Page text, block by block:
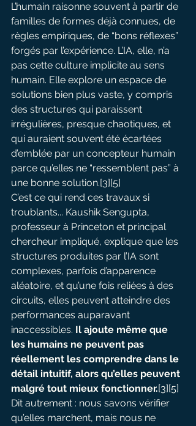
L’humain raisonne souvent à partir de
familles de formes déjà connues, de
règles empiriques, de “bons réflexes”
forgés par l’expérience. L’IA, elle, n’a
pas cette culture implicite au sens
humain. Elle explore un espace de
solutions bien plus vaste, y compris
des structures qui paraissent
irrégulières, presque chaotiques, et
qui auraient souvent été écartées
d’emblée par un concepteur humain
parce qu’elles ne “ressemblent pas” à
une bonne solution.[3][5]
C’est ce qui rend ces travaux si
troublants... Kaushik Sengupta,
professeur à Princeton et principal
chercheur impliqué, explique que les
structures produites par l’IA sont
complexes, parfois d’apparence
aléatoire, et qu’une fois reliées à des
circuits, elles peuvent atteindre des
performances auparavant
inaccessibles. Il ajoute même que
les humains ne peuvent pas
réellement les comprendre dans le
détail intuitif, alors qu’elles peuvent
malgré tout mieux fonctionner.[3][5]
Dit autrement : nous savons vérifier
qu’elles marchent, mais nous ne